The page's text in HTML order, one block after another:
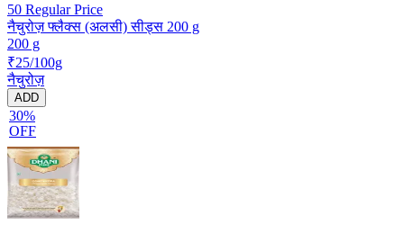
50 Regular Price
नैचुरोज़ फ्लैक्स (अलसी) सीड्स 200 g
200 g
₹25/100g
नैचुरोज़
ADD
30%
OFF